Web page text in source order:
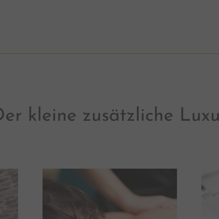
kleine zusätzliche